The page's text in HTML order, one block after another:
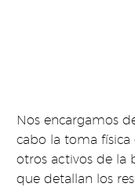
Nos encargamos
cabo la toma
otros activos de la
que detallan los